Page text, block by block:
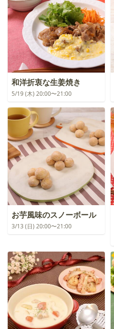
和洋折衷な生姜焼き
5/19 (木) 20:00〜21:00
お芋風味のスノーボール
3/13 (日) 20:00〜21:00